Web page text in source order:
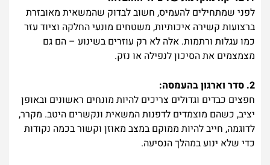
לפני שמתחילים להעמיס, חשוב לבדוק שהמשאית מאובזרת
ברצועות קשירה איכותיות, משטחים מונעי החלקה וציוד עזר
כמו עגלות ורתמות. אלה לא רק עוזרים בשינוע – הם גם
מצמצמים את הסיכון לנפילה או נזק.
2. סדר וארגון בהעמסה:
חפצים כבדים וגדולים צריכים להיות מונחים ראשונים ובאופן
יציב, כשהם מוצמדים לדפנות המשאית ונקשרים היטב. מקרר,
לדוגמה, חייב להיות ממוקם במצב מאוזן וקשור בכמה נקודות
כדי שלא ינוע במהלך הנסיעה.